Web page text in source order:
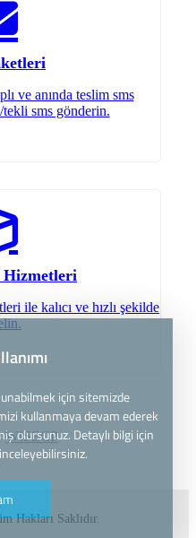
ve anında teslim sms
sms gönderin.
Hizmetleri
ile kalıcı ve hızlı şekilde
WISECP
Hakları Saklıdır.
için sitemizde
kullanmaya devam ederek
olursunuz. Detaylı bilgi için
inceleyebilirsiniz.